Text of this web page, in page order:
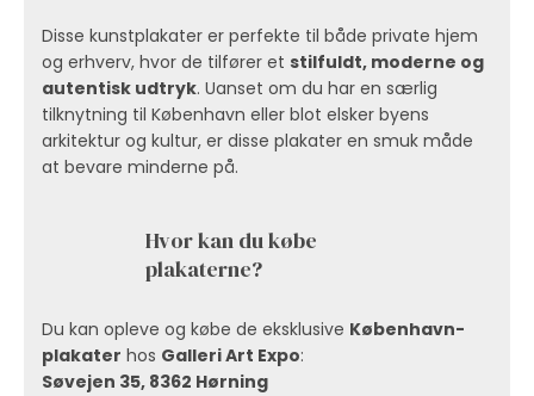
Disse kunstplakater er perfekte til både private hjem
og erhverv, hvor de tilfører et stilfuldt, moderne og
autentisk udtryk. Uanset om du har en særlig
tilknytning til København eller blot elsker byens
arkitektur og kultur, er disse plakater en smuk måde
at bevare minderne på.
Hvor kan du købe
plakaterne?
Du kan opleve og købe de eksklusive København-
plakater hos Galleri Art Expo:
Søvejen 35, 8362 Hørning